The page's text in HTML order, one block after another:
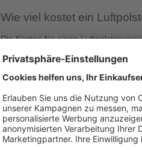
Wie viel kostet ein
Die Kosten für einen
jedoch bereits zu erschwinglichen
Welche Merkmale und
Größe und Abmessungen:
Umschlag darf allerdings nicht
Polsterung und Schutz:
Stößen, Druck und anderen
Materialqualität:Hochwertige